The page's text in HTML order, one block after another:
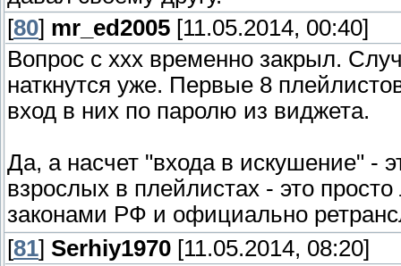
[80] mr_ed2005 [11.05.2014, 00:40]
Вопрос с ххх временно закрыл.
наткнутся уже. Первые 8
вход в них по паролю из виджета.
Да, а насчет "входа в искушение" -
взрослых в плейлистах - это
законами РФ и официально
[81] Serhiy1970 [11.05.2014, 08:20]